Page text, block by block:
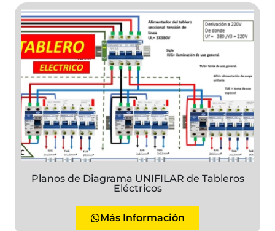
Planos de Diagrama UNIFILAR de Tableros
Eléctricos
Más Información